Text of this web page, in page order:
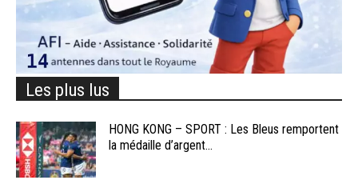
Les plus lus
HONG KONG – SPORT : Les Bleus remportent
la médaille d’argent...